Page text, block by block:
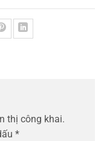
thị công khai.
*